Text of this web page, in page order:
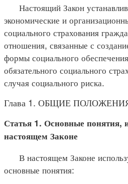
Настоящий Закон
экономические и
социального страхования
отношения, связанные с
формы социального
обязательного социального
случая социального риска.
Глава 1. ОБЩИЕ
Статья 1. Основные понятия,
настоящем Законе
В настоящем Законе
основные понятия: